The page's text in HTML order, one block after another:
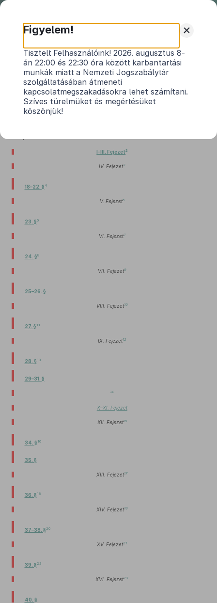
2002. évi XLVII. törvény
a miniszterek feladat- és hatáskörének
változásával összefüggésben szükséges
törvénymódosításokról
Hatályos: 2007. 07. 01. – 2012. 06. 26.
I–III. Fejezet2
IV. Fejezet3
18–22. §4
V. Fejezet5
23. §6
VI. Fejezet7
24. §8
VII. Fejezet9
25–26. §
VIII. Fejezet10
27. § 11
IX. Fejezet12
28. § 13
29–31. §
14
X–XI. Fejezet
XII. Fejezet15
34. § 16
35. §
XIII. Fejezet17
36. § 18
XIV. Fejezet19
37–38. § 20
XV. Fejezet21
39. § 22
XVI. Fejezet23
40. §
+
Figyelem!
Tisztelt Felhasználóink! 2026. augusztus 8-
án 22:00 és 22:30 óra között karbantartási
munkák miatt a Nemzeti Jogszabálytár
szolgáltatásában átmeneti
kapcsolatmegszakadásokra lehet számítani.
Szíves türelmüket és megértésüket
köszönjük!